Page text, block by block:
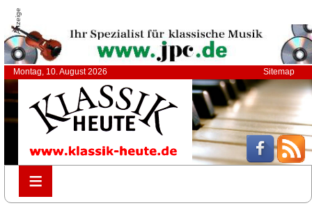
Anzeige
Montag, 10. August 2026 Sitemap
≡
≡